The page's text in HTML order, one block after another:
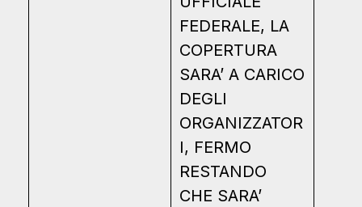
FEDERALE, LA
COPERTURA
SARA’ A CARICO
DEGLI
ORGANIZZATOR
I, FERMO
RESTANDO
CHE SARA’